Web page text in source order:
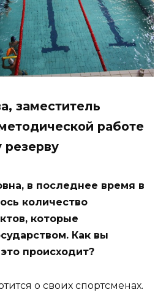
заместитель
работе
резерву
в последнее время в
количество
которые
Как вы
происходит?
о своих спортсменах.